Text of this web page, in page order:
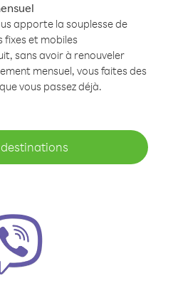
apporte la souplesse de
fixes et mobiles
sans avoir à renouveler
mensuel, vous faites des
vous passez déjà.
destinations